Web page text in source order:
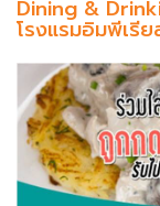
Dining &
โรงแรมอิมพีเรี